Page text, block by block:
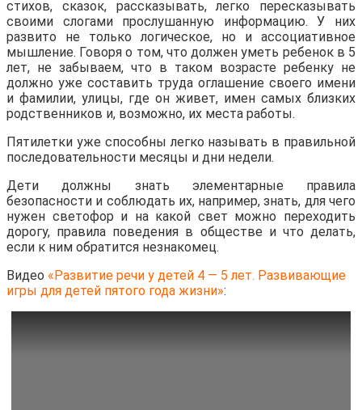
стихов, сказок, рассказывать, легко пересказывать
своими слогами прослушанную информацию. У них
развито не только логическое, но и ассоциативное
мышление. Говоря о том, что должен уметь ребенок в 5
лет, не забываем, что в таком возрасте ребенку не
должно уже составить труда оглашение своего имени
и фамилии, улицы, где он живет, имен самых близких
родственников и, возможно, их места работы.
Пятилетки уже способны легко называть в правильной
последовательности месяцы и дни недели.
Дети должны знать элементарные правила
безопасности и соблюдать их, например, знать, для чего
нужен светофор и на какой свет можно переходить
дорогу, правила поведения в обществе и что делать,
если к ним обратится незнакомец.
Видео «Развитие речи у детей 4 — 5 лет. Развивающие
игры для детей пятого года жизни»: